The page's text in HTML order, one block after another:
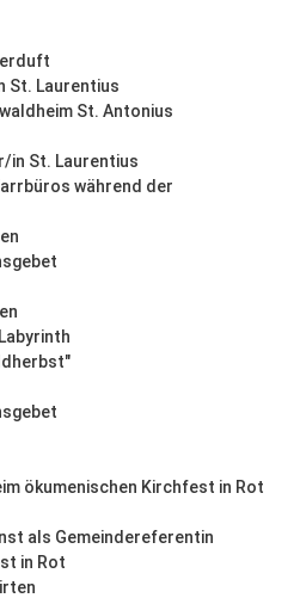
St. Laurentius
St. Antonius
in St. Laurentius
während der
ökumenischen Kirchfest in Rot
als Gemeindereferentin
in Rot